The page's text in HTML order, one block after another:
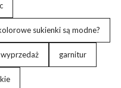
sukienki są modne?
garnitur